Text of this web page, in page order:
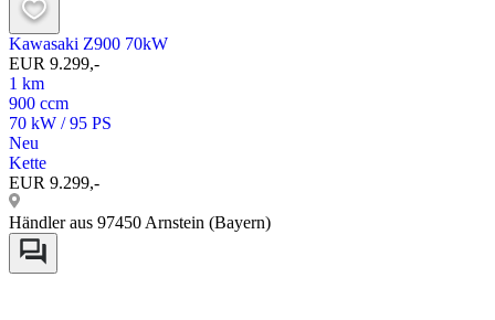
Kawasaki Z900 70kW
EUR 9.299,-
1 km
900 ccm
70 kW / 95 PS
Neu
Kette
EUR 9.299,-
Händler aus 97450 Arnstein (Bayern)